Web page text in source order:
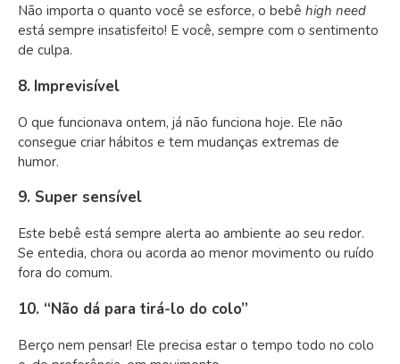
Não importa o quanto você se esforce, o bebê high need
está sempre insatisfeito! E você, sempre com o sentimento
de culpa.
8. Imprevisível
O que funcionava ontem, já não funciona hoje. Ele não
consegue criar hábitos e tem mudanças extremas de
humor.
9. Super sensível
Este bebê está sempre alerta ao ambiente ao seu redor.
Se entedia, chora ou acorda ao menor movimento ou ruído
fora do comum.
10. “Não dá para tirá-lo do colo”
Berço nem pensar! Ele precisa estar o tempo todo no colo